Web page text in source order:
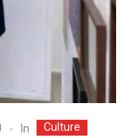
In Culture